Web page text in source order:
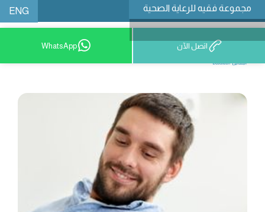
مجموعة فقيه للرعاية الصحية ENG
9200 12777 اتصل الآن WhatsApp